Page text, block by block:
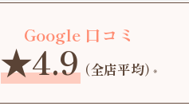
Google 口コミ
★4.9（全店平均）
※